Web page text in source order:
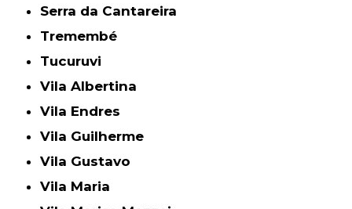
Serra da Cantareira
Tremembé
Tucuruvi
Vila Albertina
Vila Endres
Vila Guilherme
Vila Gustavo
Vila Maria